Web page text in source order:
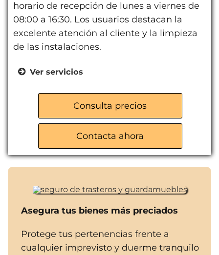
horario de recepción de lunes a viernes de
08:00 a 16:30. Los usuarios destacan la
excelente atención al cliente y la limpieza
de las instalaciones.
Ver servicios
Videovigilancia
Detección de incendios
Muelle de carga
Venta de material de embalaje
Consulta precios
Contacta ahora
Asegura tus bienes más preciados
Protege tus pertenencias frente a
cualquier imprevisto y duerme tranquilo